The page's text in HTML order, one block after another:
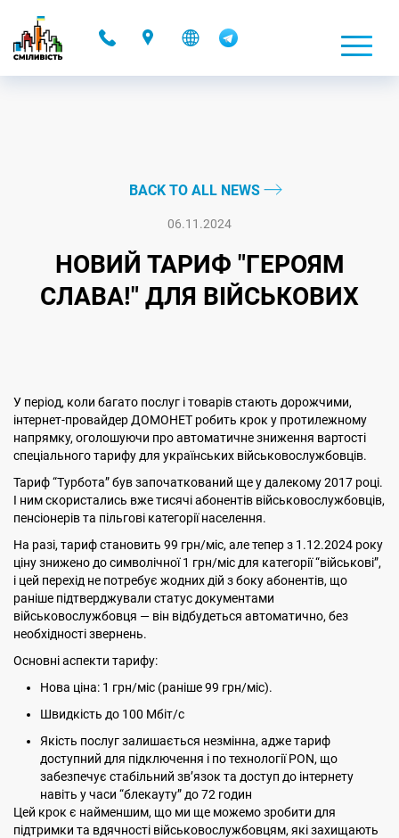
BACK TO ALL NEWS
06.11.2024
НОВИЙ ТАРИФ "ГЕРОЯМ
СЛАВА!" ДЛЯ ВІЙСЬКОВИХ
У період, коли багато послуг і товарів стають дорожчими,
інтернет-провайдер ДОМОНЕТ робить крок у протилежному
напрямку, оголошуючи про автоматичне зниження вартості
спеціального тарифу для українських військовослужбовців.
Тариф “Турбота” був започаткований ще у далекому 2017 році.
І ним скористались вже тисячі абонентів військовослужбовців,
пенсіонерів та пільгові категорії населення.
На разі, тариф становить 99 грн/міс, але тепер з 1.12.2024 року
ціну знижено до символічної 1 грн/міс для категорії “військові”,
і цей перехід не потребує жодних дій з боку абонентів, що
раніше підтверджували статус документами
військовослужбовця — він відбудеться автоматично, без
необхідності звернень.
Основні аспекти тарифу:
Нова ціна: 1 грн/міс (раніше 99 грн/міс).
Швидкість до 100 Мбіт/с
Якість послуг залишається незмінна, адже тариф
доступний для підключення і по технології PON, що
забезпечує стабільний зв’язок та доступ до інтернету
навіть у часи “блекауту” до 72 годин
Цей крок є найменшим, що ми ще можемо зробити для
підтримки та вдячності військовослужбовцям, які захищають